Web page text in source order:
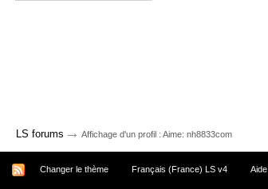
LS forums → Affichage d'un profil : Aime: nh8833com
Changer le thème Français (France) LS v4 Aide